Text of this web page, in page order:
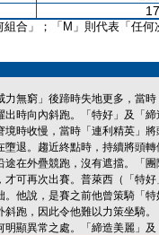
合」；「M」則代表「任何
力無窮」後蹄時失地更多，當
時向內斜跑。「特好」及「
時收慢，當時「連利精英」
退。趨近終點時，持續將頭
在外疊競跑，沒有遮擋。「
可再次出賽。普萊西（「特
他說，是賽之前他曾策騎「
跑，因此令他難以力策坐騎
顯異常之處。「締造美麗」